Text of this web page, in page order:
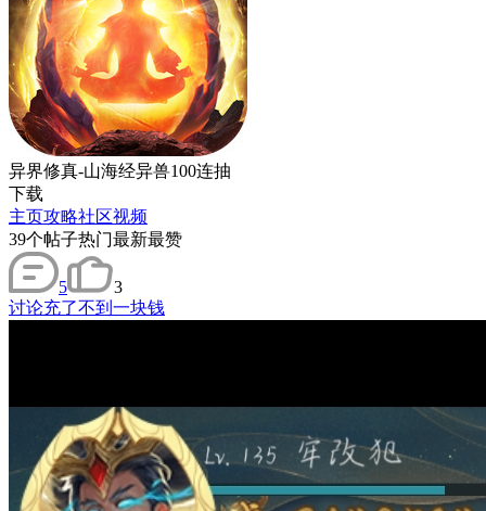
异界修真-山海经异兽100连抽
下载
主页攻略社区视频
39个帖子热门最新最赞
5
3
讨论充了不到一块钱